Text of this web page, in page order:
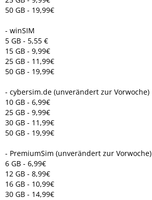
50 GB - 19,99€
- winSIM
5 GB - 5,55 €
15 GB - 9,99€
25 GB - 11,99€
50 GB - 19,99€
- cybersim.de (unverändert zur Vorwoche)
10 GB - 6,99€
25 GB - 9,99€
30 GB - 11,99€
50 GB - 19,99€
- PremiumSim (unverändert zur Vorwoche)
6 GB - 6,99€
12 GB - 8,99€
16 GB - 10,99€
30 GB - 14,99€